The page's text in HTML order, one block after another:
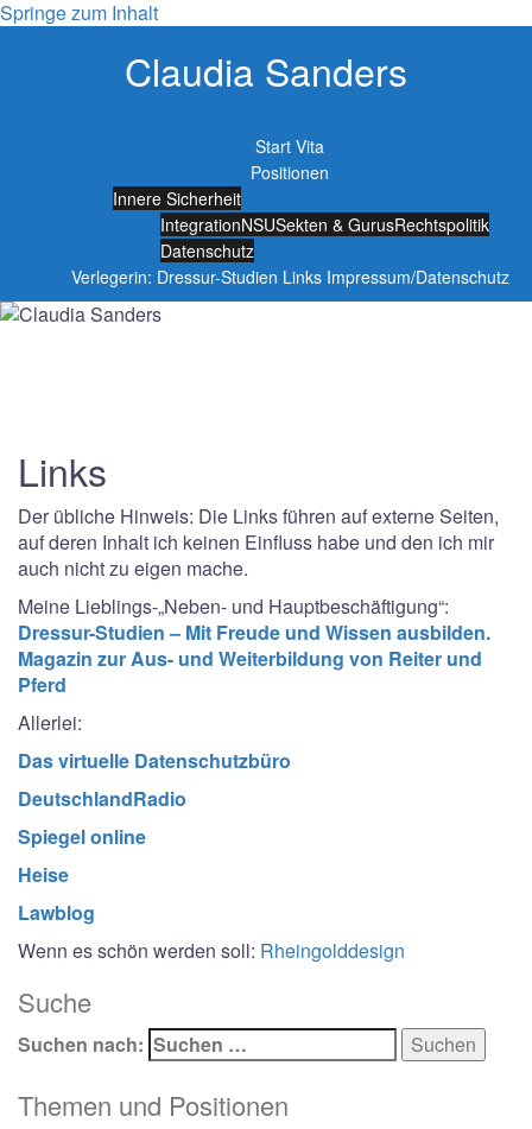
Springe zum Inhalt
Claudia Sanders
Start Vita
Positionen
Innere Sicherheit
IntegrationNSUSekten & GurusRechtspolitik
Datenschutz
Verlegerin: Dressur-Studien Links Impressum/Datenschutz
Links
Der übliche Hinweis: Die Links führen auf externe Seiten,
auf deren Inhalt ich keinen Einfluss habe und den ich mir
auch nicht zu eigen mache.
Meine Lieblings-„Neben- und Hauptbeschäftigung“:
Dressur-Studien – Mit Freude und Wissen ausbilden.
Magazin zur Aus- und Weiterbildung von Reiter und
Pferd
Allerlei:
Das virtuelle Datenschutzbüro
DeutschlandRadio
Spiegel online
Heise
Lawblog
Wenn es schön werden soll: Rheingolddesign
Suche
Suchen nach:
Themen und Positionen